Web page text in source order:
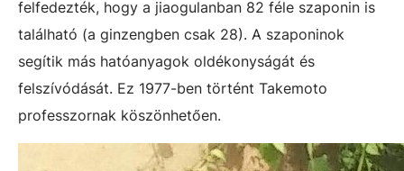
felfedezték, hogy a jiaogulanban 82 féle szaponin is
található (a ginzengben csak 28). A szaponinok
segítik más hatóanyagok oldékonyságát és
felszívódását. Ez 1977-ben történt Takemoto
professzornak köszönhetően.